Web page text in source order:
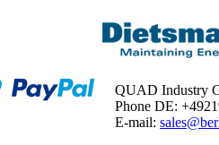
QUAD Industry
Phone DE:
E-mail: